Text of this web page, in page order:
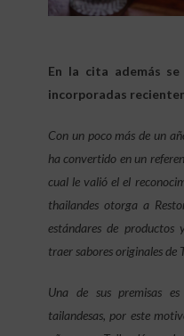
En la cita además se
incorporadas
Con un poco más de un
ha convertido en un
cual le valió el el
thailandes otorga a
estándares de productos
traer sabores originales de
Una de sus premisas
tailandesas, por este